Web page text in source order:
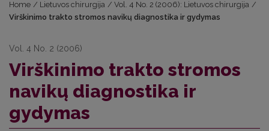
Home / Lietuvos chirurgija / Vol. 4 No. 2 (2006): Lietuvos chirurgija /
Virškinimo trakto stromos navikų diagnostika ir gydymas
Vol. 4 No. 2 (2006)
Virškinimo trakto stromos
navikų diagnostika ir
gydymas